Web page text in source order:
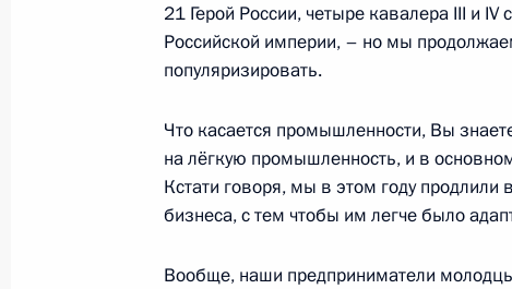
Владимир Путин прибыл в Ивановскую
6 марта состоится рабочая поездка
область
5 марта 2020 года, 15:10
21 Герой России, четыре кавалера III и IV
Российской империи, – но мы
популяризировать.
Что касается промышленности, Вы
на лёгкую промышленность, и в
Кстати говоря, мы в этом году
бизнеса, с тем чтобы им легче было
Вообще, наши предприниматели